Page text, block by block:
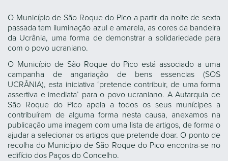
O Município de São Roque do Pico a partir da noite de sexta
passada tem iluminação azul e amarela, as cores da bandeira
da Ucrânia, uma forma de demonstrar a solidariedade para
com o povo ucraniano.
O Município de São Roque do Pico está associado a uma
campanha de angariação de bens essencias (SOS
UCRÂNIA), esta iniciativa ‘pretende contribuir, de uma forma
assertiva e imediata’ para o povo ucraniano. A Autarquia de
São Roque do Pico apela a todos os seus munícipes a
contribuírem de alguma forma nesta causa, anexamos na
publicação uma imagem com uma lista de artigos, de forma o
ajudar a selecionar os artigos que pretende doar. O ponto de
recolha do Município de São Roque do Pico encontra-se no
edifício dos Paços do Concelho.